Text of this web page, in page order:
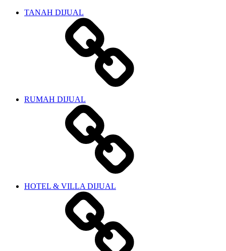
TANAH DIJUAL
RUMAH DIJUAL
HOTEL & VILLA DIJUAL